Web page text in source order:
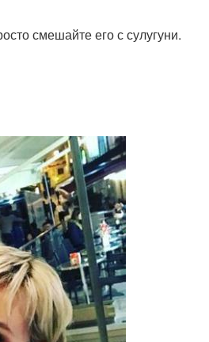
смешайте его с сулугуни.